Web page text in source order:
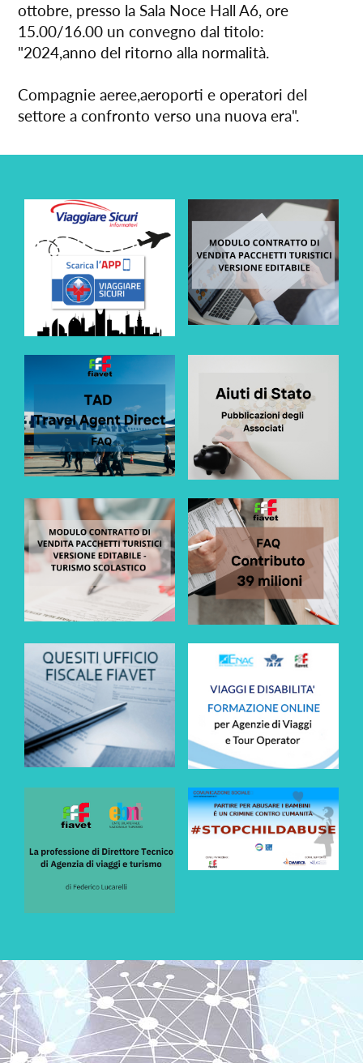
ottobre, presso la Sala Noce Hall A6, ore
15.00/16.00 un convegno dal titolo:
"2024,anno del ritorno alla normalità.
Compagnie aeree,aeroporti e operatori del
settore a confronto verso una nuova era".